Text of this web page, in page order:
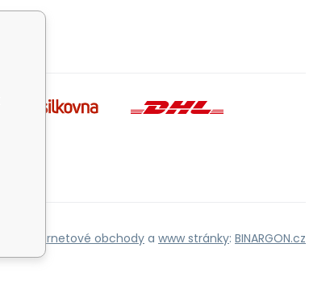
Internetové obchody a www stránky: BINARGON.cz